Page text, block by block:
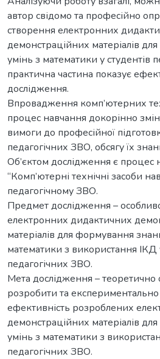
автор свідомо та професійно
створення електронних
демонстраційних матеріалів
умінь з математики у студентів
практична частина показує
дослідження.
Впровадження комп’ютерних
процес навчання докорінно
вимоги до професійної
педагогічних ЗВО, обсягу їх
Об’єктом дослідження є процес
“Комп’ютерні технічні засоби
педагогічному ЗВО.
Предмет дослідження –
електронних дидактичних
матеріалів для формування
математики з використання ІКД
педагогічних ЗВО.
Мета дослідження – теоретично
розробити та
ефективність розроблених
демонстраційних матеріалів
умінь з математики з
педагогічних ЗВО.